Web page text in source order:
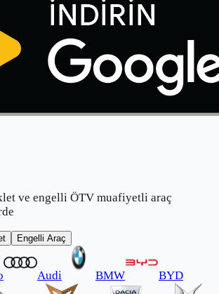
ve engelli ÖTV muafiyetli araç
Engelli Araç
Audi BMW BYD